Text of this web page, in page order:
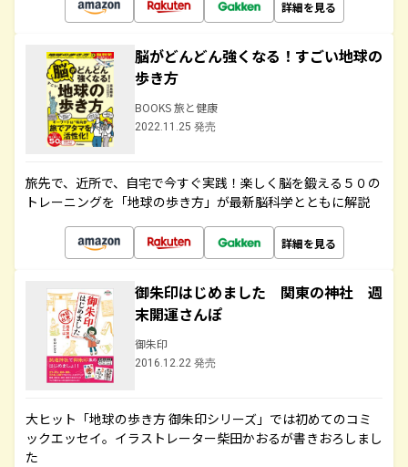
詳細を見る
脳がどんどん強くなる！すごい地球の
歩き方
BOOKS 旅と健康
2022.11.25 発売
旅先で、近所で、自宅で今すぐ実践！楽しく脳を鍛える５０の
トレーニングを「地球の歩き方」が最新脳科学とともに解説
詳細を見る
御朱印はじめました 関東の神社 週
末開運さんぽ
御朱印
2016.12.22 発売
大ヒット「地球の歩き方 御朱印シリーズ」では初めてのコミ
ックエッセイ。イラストレーター柴田かおるが書きおろしまし
た